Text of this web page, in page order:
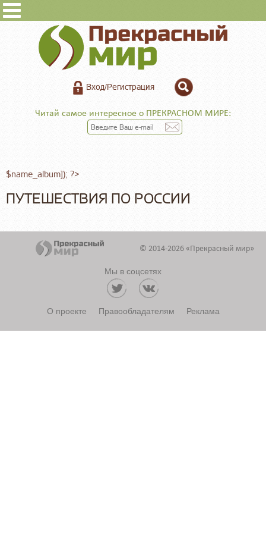
Вход/Регистрация
Читай самое интересное о ПРЕКРАСНОМ МИРЕ:
$name_album]); ?>
ПУТЕШЕСТВИЯ ПО РОССИИ
© 2014-2026 «Прекрасный мир»
Мы в соцсетях
О проекте Правообладателям Реклама